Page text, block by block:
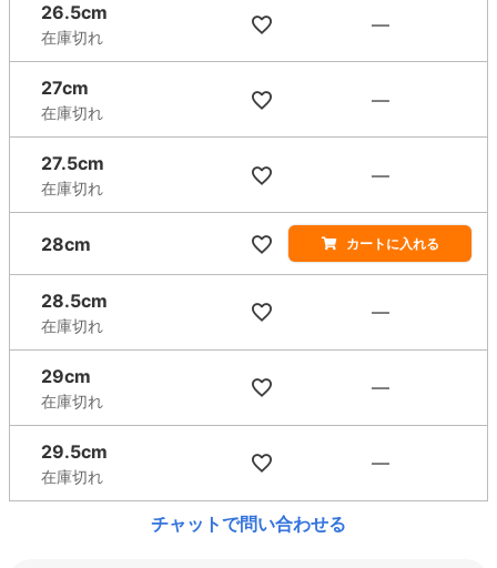
26.5cm
在庫切れ
—
27cm
在庫切れ
—
27.5cm
在庫切れ
—
28cm カートに入れる
28.5cm
在庫切れ
—
29cm
在庫切れ
—
29.5cm
在庫切れ
—
チャットで問い合わせる